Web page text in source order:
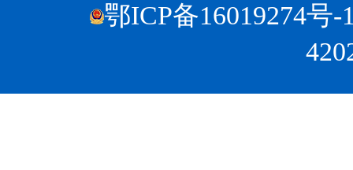
鄂ICP备16019274号-